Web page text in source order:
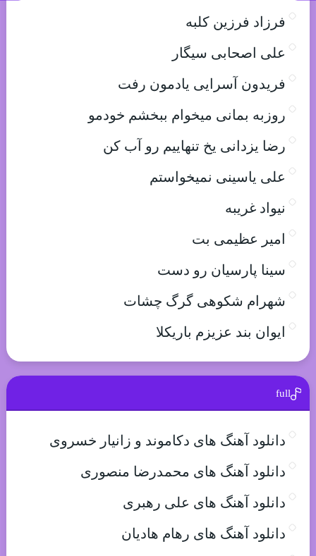
فرزاد فرزین کلبه
علی اصحابی سیگار
فریدون آسرایی یادمون رفت
روزبه بمانی میخوام ببخشم خودمو
رضا یزدانی یخ تنهاییم رو آب کن
علی یاسینی نمیخواستم
نیواد غریبه
امیر عظیمی بت
سینا پارسیان رو دست
شهرام شکوهی گرگ چشات
ایوان بند عزیزم باریکلا
full
دانلود آهنگ های دکاموند و زانیار خسروی
دانلود آهنگ های محمدرضا منصوری
دانلود آهنگ های علی رهبری
دانلود آهنگ های رهام هادیان